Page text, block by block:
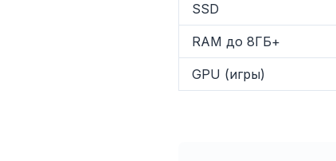
SSD
RAM до 8ГБ+
GPU (игры)